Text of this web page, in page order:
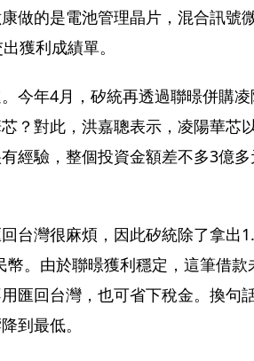
做的是電池管理晶片，混合訊號
獲利成績單。
今年4月，矽統再透過聯暻併購
？對此，洪嘉聰表示，凌陽華芯
經驗，整個投資金額差不多3億
台灣很麻煩，因此矽統除了拿出
。由於聯暻獲利穩定，這筆借款
匯回台灣，也可省下稅金。換句
到最低。